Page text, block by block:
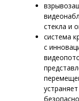
стекла и
система
с